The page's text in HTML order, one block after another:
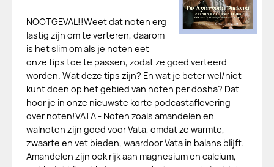
NOOTGEVAL!!Weet dat noten erg
lastig zijn om te verteren, daarom
is het slim om als je noten eet
onze tips toe te passen, zodat ze goed verteerd
worden. Wat deze tips zijn? En wat je beter wel/niet
kunt doen op het gebied van noten per dosha? Dat
hoor je in onze nieuwste korte podcastaflevering
over noten!VATA - Noten zoals amandelen en
walnoten zijn goed voor Vata, omdat ze warmte,
zwaarte en vet bieden, waardoor Vata in balans blijft.
Amandelen zijn ook rijk aan magnesium en calcium,